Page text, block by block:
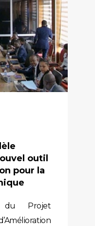
outil
pour la
Projet